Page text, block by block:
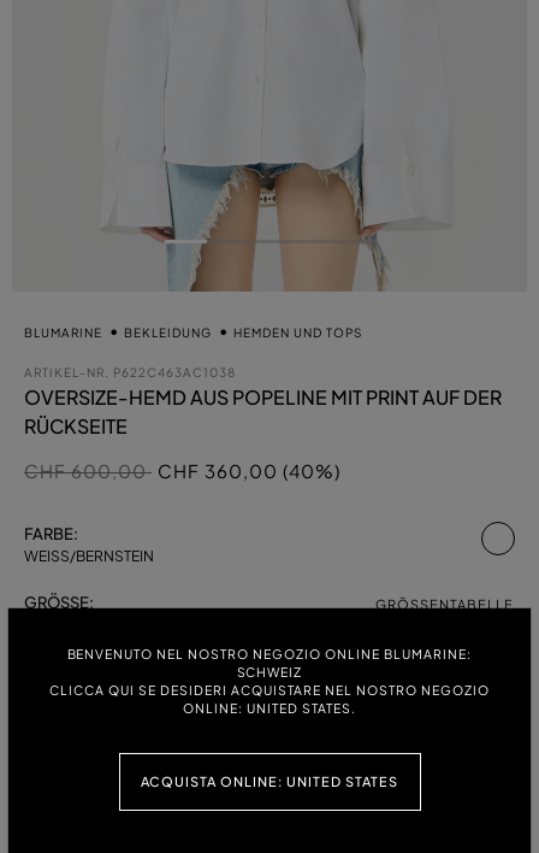
BENVENUTO NEL NOSTRO NEGOZIO ONLINE BLUMARINE:
SCHWEIZ
CLICCA QUI SE DESIDERI ACQUISTARE NEL NOSTRO NEGOZIO
ONLINE: UNITED STATES.
ACQUISTA ONLINE: UNITED STATES
BLUMARINE BEKLEIDUNG HEMDEN UND TOPS
ARTIKEL-NR. P622C463AC1038
OVERSIZE-HEMD AUS POPELINE MIT PRINT AUF DER
RÜCKSEITE
Preis reduziert von
CHF 600,00auf
CHF 360,00 (40%)
FARBE:
WEISS/BERNSTEIN
GRÖSSE: GRÖSSENTABELLE
OVERSIZE-HEMD AUS BAUMWOLLPOPELINE MIT KRAGEN,
BRUSTTASCHE, LANGEN, WEITEN ÄRMELN UND AGAVENBLÜTENPRINT